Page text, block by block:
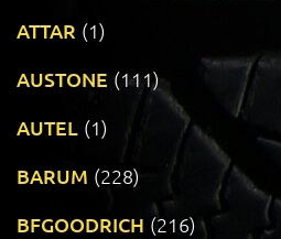
ATTAR (1)
AUSTONE (111)
AUTEL (1)
BARUM (228)
BFGOODRICH (216)